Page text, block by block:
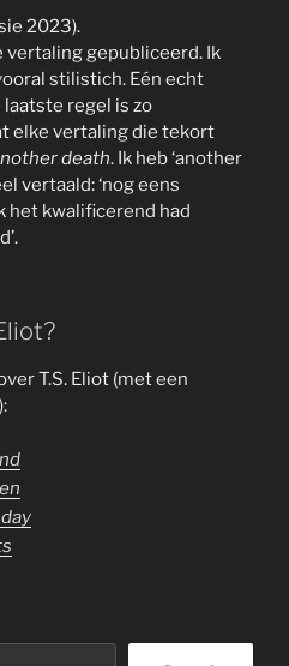
2023).
vertaling gepubliceerd. Ik
stilistich. Eén echt
regel is zo
elke vertaling die tekort
death. Ik heb ‘another
vertaald: ‘nog eens
het kwalificerend had
T.S. Eliot (met een